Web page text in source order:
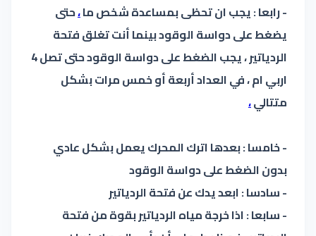
- رابعا : يجب ان تحظى بمساعدة شخص ما،حتى
يضغط على دواسة الوقود بينما أنت تغلق فتحة
الردياتير ، يجب الضغط على دواسة الوقود حتى تصل 4
اربي ام ، في العداد أربعة أو خمس مرات بشكل
متتالي،
- خامسا : بعدها اترك المحرك يعمل بشكل عادي
بدون الضغط على دواسة الوقود
- سادسا : ابعد يدك عن فتحة الردياتير
- سابعا : اذا خرجة مياه الردياتير بقوة من فتحة